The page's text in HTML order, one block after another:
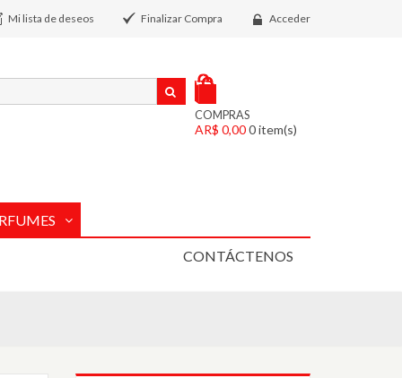
Mi lista de deseos Finalizar Compra Acceder
COMPRAS
AR$ 0,000item(s)
CONTÁCTENOS